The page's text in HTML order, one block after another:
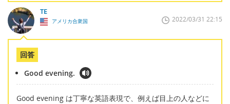
TE
アメリカ合衆国 2022/03/31 22:15
回答
Good evening.
Good evening は丁寧な英語表現で、例えば目上の人などに